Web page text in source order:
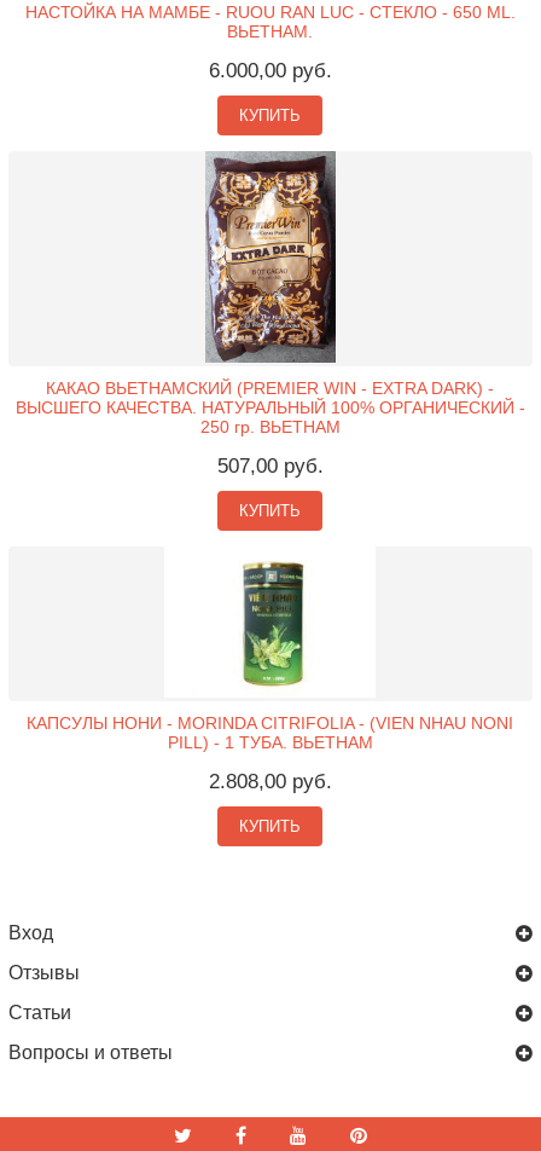
НАСТОЙКА НА МАМБЕ - RUOU RAN LUC - СТЕКЛО - 650 ML.
ВЬЕТНАМ.
6.000,00 руб.
КУПИТЬ
КАКАО ВЬЕТНАМСКИЙ (PREMIER WIN - EXTRA DARK) -
ВЫСШЕГО КАЧЕСТВА. НАТУРАЛЬНЫЙ 100% ОРГАНИЧЕСКИЙ -
250 гр. ВЬЕТНАМ
507,00 руб.
КУПИТЬ
КАПСУЛЫ НОНИ - MORINDA CITRIFOLIA - (VIEN NHAU NONI
PILL) - 1 ТУБА. ВЬЕТНАМ
2.808,00 руб.
КУПИТЬ
Вход
Отзывы
Статьи
Вопросы и ответы